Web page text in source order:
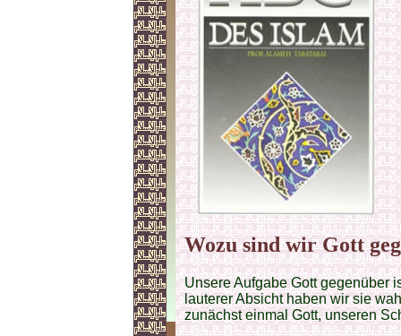
Wozu sind wir Gott
Unsere Aufgabe Gott gegenüber
lauterer Absicht haben wir sie
zunächst einmal Gott, unseren